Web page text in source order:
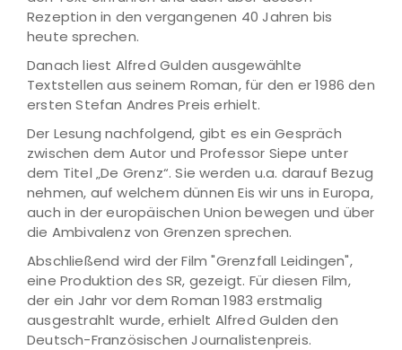
Rezeption in den vergangenen 40 Jahren bis
heute sprechen.
Danach liest Alfred Gulden ausgewählte
Textstellen aus seinem Roman, für den er 1986 den
ersten Stefan Andres Preis erhielt.
Der Lesung nachfolgend, gibt es ein Gespräch
zwischen dem Autor und Professor Siepe unter
dem Titel „De Grenz“. Sie werden u.a. darauf Bezug
nehmen, auf welchem dünnen Eis wir uns in Europa,
auch in der europäischen Union bewegen und über
die Ambivalenz von Grenzen sprechen.
Abschließend wird der Film "Grenzfall Leidingen",
eine Produktion des SR, gezeigt. Für diesen Film,
der ein Jahr vor dem Roman 1983 erstmalig
ausgestrahlt wurde, erhielt Alfred Gulden den
Deutsch-Französischen Journalistenpreis.